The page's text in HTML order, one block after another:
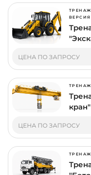
ЦЕНА ПО ЗАПРОСУ
кран"
ЦЕНА ПО ЗАПРОСУ